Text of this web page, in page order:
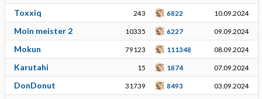
Toxxiq 243 6822 10.09.2024
Moin meister 2 10335 6227 09.09.2024
Mokun 79123 111348 08.09.2024
Karutahi 15 1874 07.09.2024
DonDonut 31739 8493 03.09.2024